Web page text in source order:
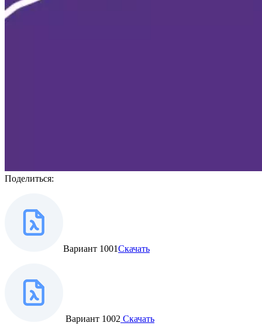
Поделиться:
Вариант 1001Скачать
Вариант 1002 Скачать